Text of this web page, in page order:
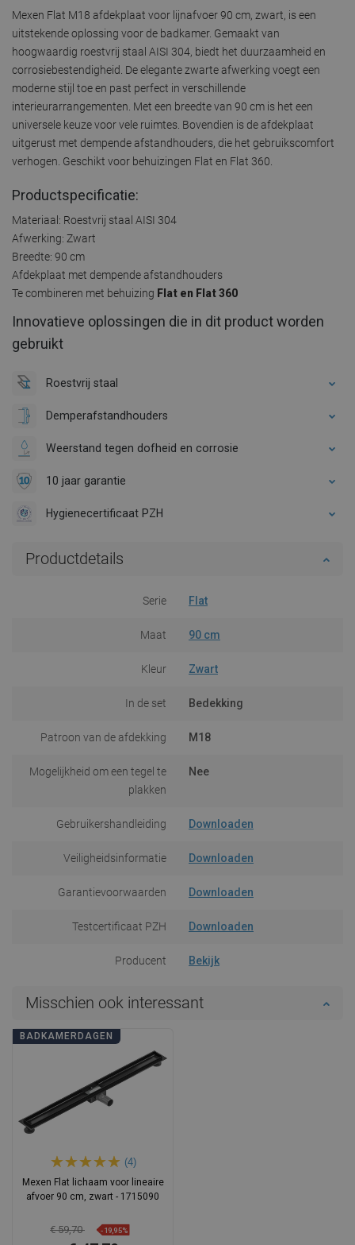
Mexen Flat M18 afdekplaat voor lijnafvoer 90 cm, zwart, is een
uitstekende oplossing voor de badkamer. Gemaakt van
hoogwaardig roestvrij staal AISI 304, biedt het duurzaamheid en
corrosiebestendigheid. De elegante zwarte afwerking voegt een
moderne stijl toe en past perfect in verschillende
interieurarrangementen. Met een breedte van 90 cm is het een
universele keuze voor vele ruimtes. Bovendien is de afdekplaat
uitgerust met dempende afstandhouders, die het gebruikscomfort
verhogen. Geschikt voor behuizingen Flat en Flat 360.
Productspecificatie:
Materiaal: Roestvrij staal AISI 304
Afwerking: Zwart
Breedte: 90 cm
Afdekplaat met dempende afstandhouders
Te combineren met behuizing Flat en Flat 360
Innovatieve oplossingen die in dit product worden
gebruikt
Roestvrij staal
Demperafstandhouders
Weerstand tegen dofheid en corrosie
10 jaar garantie
Hygienecertificaat PZH
Productdetails
Serie Flat
Maat 90 cm
Kleur Zwart
In de set Bedekking
Patroon van de afdekking M18
Mogelijkheid om een tegel te
plakken
Nee
Gebruikershandleiding Downloaden
Veiligheidsinformatie Downloaden
Garantievoorwaarden Downloaden
Testcertificaat PZH Downloaden
Producent Bekijk
Misschien ook interessant
BADKAMERDAGEN
(4)
Mexen Flat lichaam voor lineaire
afvoer 90 cm, zwart - 1715090
€ 59,70 -19,95%